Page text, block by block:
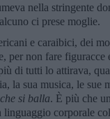
nella stringente
ci prese moglie.
e caraibici, dei
per non fare
di tutti lo attirava,
la sua musica, le
si balla. È più che
corporale